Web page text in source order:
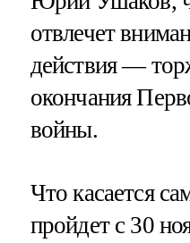
отвлечет
действия —
окончания
войны.
Что касается
пройдет с 30